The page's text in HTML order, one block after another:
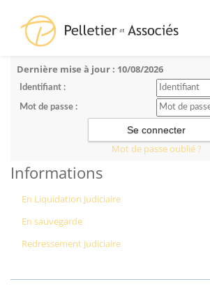
Dernière mise à jour : 10/08/2026
Identifiant :
Mot de passe :
Mot de passe oublié ?
Informations
En Liquidation Judiciaire
En sauvegarde
Redressement Judiciaire